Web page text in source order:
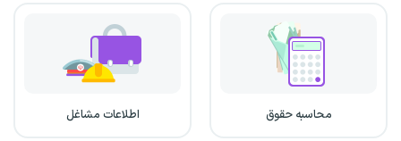
محاسبه حقوق اطلاعات مشاغل